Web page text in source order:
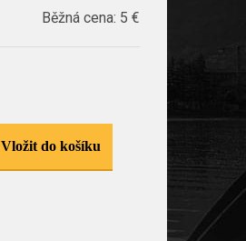
Běžná cena: 5 €
Vložit do košíku